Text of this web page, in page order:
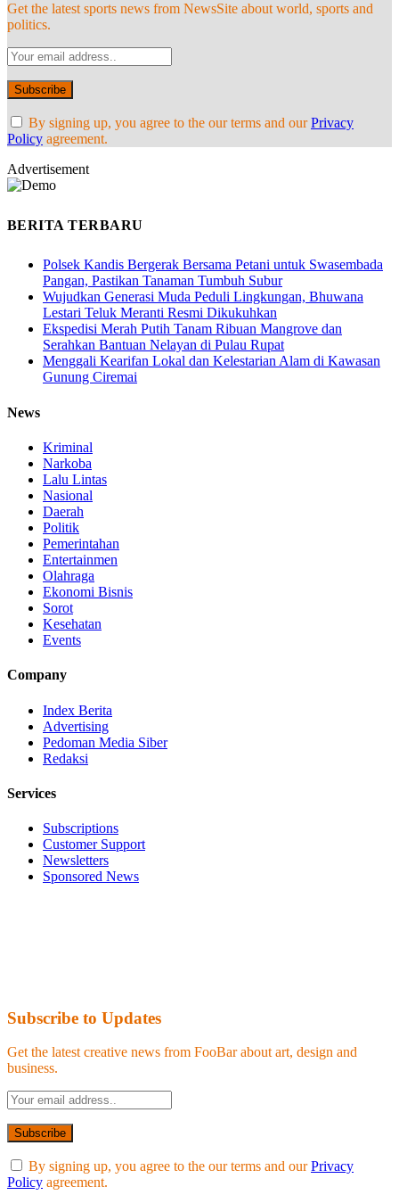
Get the latest sports news from NewsSite about world, sports and
politics.
By signing up, you agree to the our terms and ourPrivacy
Policy agreement.
Advertisement
BERITA TERBARU
Polsek Kandis Bergerak Bersama Petani untuk Swasembada
Pangan, Pastikan Tanaman Tumbuh Subur
Wujudkan Generasi Muda Peduli Lingkungan, Bhuwana
Lestari Teluk Meranti Resmi Dikukuhkan
Ekspedisi Merah Putih Tanam Ribuan Mangrove dan
Serahkan Bantuan Nelayan di Pulau Rupat
Menggali Kearifan Lokal dan Kelestarian Alam di Kawasan
Gunung Ciremai
News
Kriminal
Narkoba
Lalu Lintas
Nasional
Daerah
Politik
Pemerintahan
Entertainmen
Olahraga
Ekonomi Bisnis
Sorot
Kesehatan
Events
Company
Index Berita
Advertising
Pedoman Media Siber
Redaksi
Services
Subscriptions
Customer Support
Newsletters
Sponsored News
Subscribe to Updates
Get the latest creative news from FooBar about art, design and
business.
By signing up, you agree to the our terms and ourPrivacy
Policy agreement.